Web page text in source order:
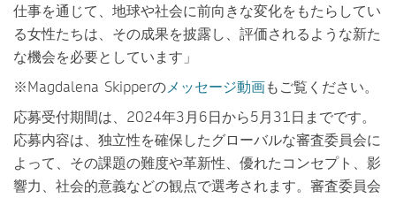
仕事を通じて、地球や社会に前向きな変化をもたらしてい
る女性たちは、その成果を披露し、評価されるような新た
な機会を必要としています」
※Magdalena Skipperのメッセージ動画もご覧ください。
応募受付期間は、2024年3月6日から5月31日までです。
応募内容は、独立性を確保したグローバルな審査委員会に
よって、その課題の難度や革新性、優れたコンセプト、影
響力、社会的意義などの観点で選考されます。審査委員会